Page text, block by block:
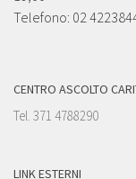
Telefono: 02
CENTRO ASCOLTO
Tel. 371 4788290
LINK ESTERNI